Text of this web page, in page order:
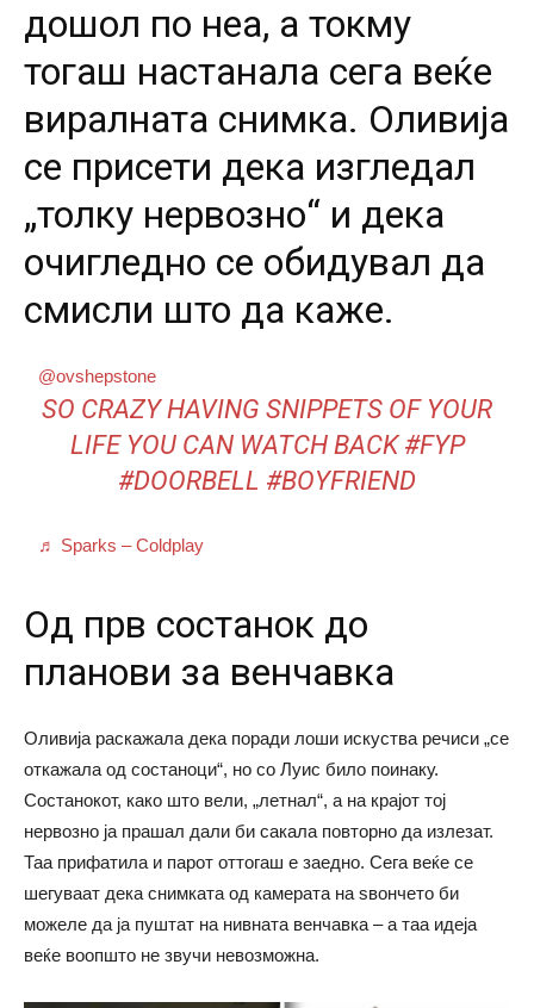
дошол по неа, а токму
тогаш настанала сега веќе
виралната снимка. Оливија
се присети дека изгледал
„толку нервозно“ и дека
очигледно се обидувал да
смисли што да каже.
@ovshepstone
SO CRAZY HAVING SNIPPETS OF YOUR
LIFE YOU CAN WATCH BACK#FYP
#DOORBELL #BOYFRIEND
♬ Sparks – Coldplay
Од прв состанок до
планови за венчавка
Оливија раскажала дека поради лоши искуства речиси „се
откажала од состаноци“, но со Луис било поинаку.
Состанокот, како што вели, „летнал“, а на крајот тој
нервозно ја прашал дали би сакала повторно да излезат.
Таа прифатила и парот оттогаш е заедно. Сега веќе се
шегуваат дека снимката од камерата на ѕвончето би
можеле да ја пуштат на нивната венчавка – а таа идеја
веќе воопшто не звучи невозможна.